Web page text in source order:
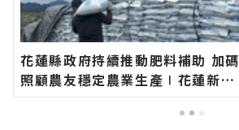
花蓮縣政府持續推動肥料補助 加碼
照顧農友穩定農業生產∣花蓮新聞
網官方網站各類新聞－最快速的今
日新聞報導 最新的在地資訊！